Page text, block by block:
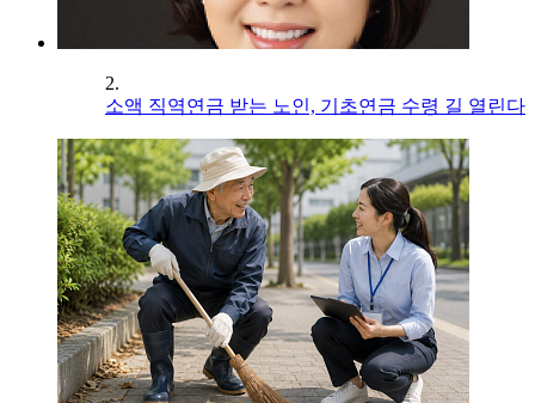
2.
소액 직역연금 받는 노인, 기초연금 수령 길 열린다